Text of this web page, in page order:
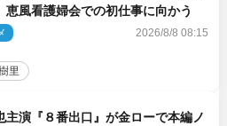
風看護婦会での初仕事に向かう
2026/8/8 08:15
里
主演『８番出口』が金ローで本編ノ